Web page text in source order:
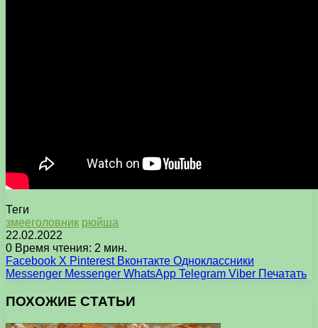
Теги
змееголовник рюйша
22.02.2022
0 Время чтения: 2 мин.
Facebook X Pinterest Вконтакте Одноклассники
Messenger Messenger WhatsApp Telegram Viber Печатать
ПОХОЖИЕ СТАТЬИ